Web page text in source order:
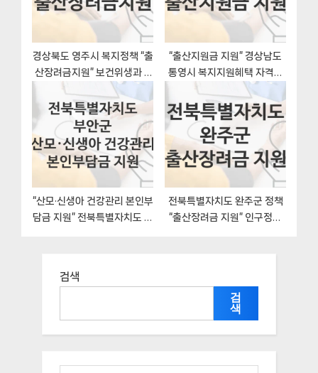
경상북도 영주시 복지정책 “출
산장려금지원” 보건위생과 –
신청 자격과 조건
“출산지원금 지원” 경상남도
통영시 복지지원혜택 자격조
건과 구비서류
“산모·신생아 건강관리 본인부
담금 지원” 전북특별자치도 부
전북특별자치도 완주군 정책
“출산장려금 지원” 인구정책
검색
검
색